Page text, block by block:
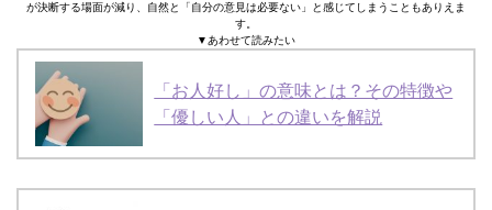
が決断する場面が減り、自然と「自分の意見は必要ない」と感じてしまうこともありえま
す。
▼あわせて読みたい
「お人好し」の意味とは？その特徴や
「優しい人」との違いを解説